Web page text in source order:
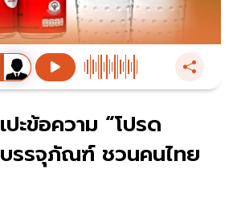
ะข้อความ “โปรด
บรรจุภัณฑ์ ชวนคนไทย